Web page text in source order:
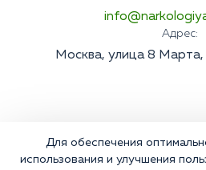
Адрес:
Москва, улица 8 Марта,
Для обеспечения
использования и улучшения